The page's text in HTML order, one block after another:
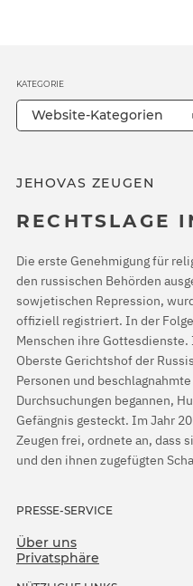
JEHOVAS ZEUGEN
RECHTSLAGE
Die erste Genehmigung für
den russischen Behörden
sowjetischen Repression,
offiziell registriert. In der
Menschen ihre
Oberste Gerichtshof der
Personen und
Durchsuchungen begannen,
Gefängnis gesteckt. Im Jahr
Zeugen frei, ordnete an, dass
und den ihnen zugefügten
PRESSE-SERVICE
Über uns
Privatsphäre
KATEGORIE
Website-Kategorien